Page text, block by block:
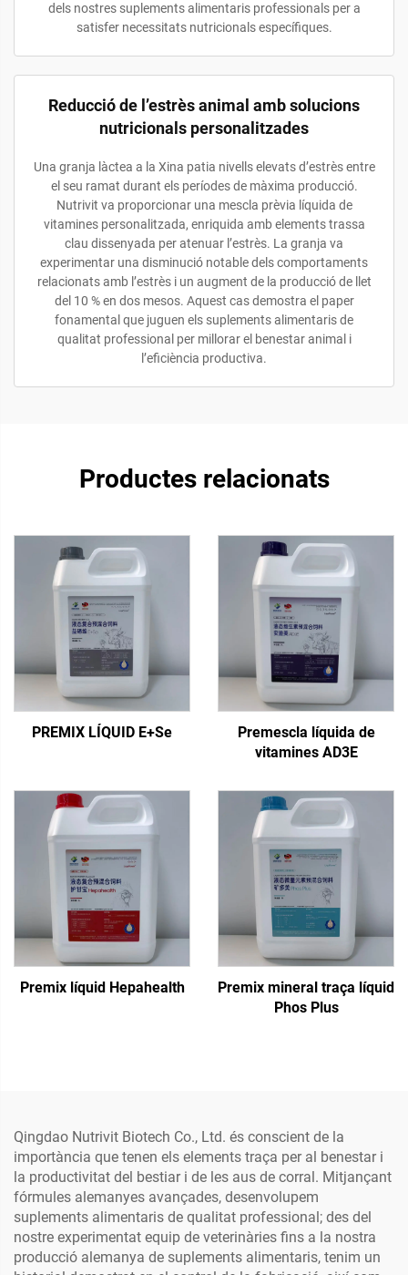
dels nostres suplements alimentaris professionals per a
satisfer necessitats nutricionals específiques.
Reducció de l’estrès animal amb solucions
nutricionals personalitzades
Una granja làctea a la Xina patia nivells elevats d’estrès entre
el seu ramat durant els períodes de màxima producció.
Nutrivit va proporcionar una mescla prèvia líquida de
vitamines personalitzada, enriquida amb elements trassa
clau dissenyada per atenuar l’estrès. La granja va
experimentar una disminució notable dels comportaments
relacionats amb l’estrès i un augment de la producció de llet
del 10 % en dos mesos. Aquest cas demostra el paper
fonamental que juguen els suplements alimentaris de
qualitat professional per millorar el benestar animal i
l’eficiència productiva.
Productes relacionats
PREMIX LÍQUID E+Se
Premescla líquida de
vitamines AD3E
Premix líquid Hepahealth
Premix mineral traça líquid
Phos Plus
Qingdao Nutrivit Biotech Co., Ltd. és conscient de la
importància que tenen els elements traça per al benestar i
la productivitat del bestiar i de les aus de corral. Mitjançant
fórmules alemanyes avançades, desenvolupem
suplements alimentaris de qualitat professional; des del
nostre experimentat equip de veterinàries fins a la nostra
producció alemanya de suplements alimentaris, tenim un